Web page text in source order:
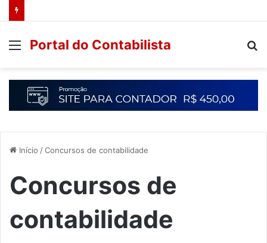
Portal do Contabilista
Início /Concursos de contabilidade
Concursos de
contabilidade